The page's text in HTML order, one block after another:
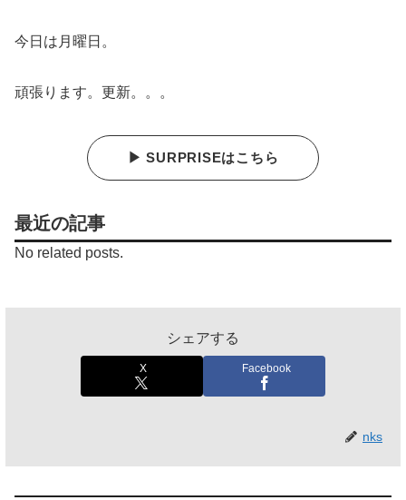
今日は月曜日。
頑張ります。更新。。。
▶ SURPRISEはこちら
最近の記事
No related posts.
シェアする
X Facebook
nks